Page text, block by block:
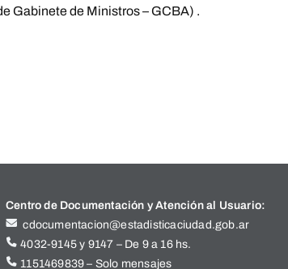
Gabinete de Ministros – GCBA) .
Centro de Documentación y Atención al Usuario:
cdocumentacion@estadisticaciudad.gob.ar
4032-9145 y 9147 – De 9 a 16 hs.
1151469839 – Solo mensajes